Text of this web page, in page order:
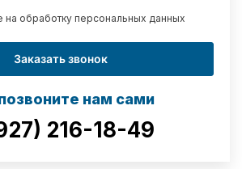
на обработку персональных данных
Заказать звонок
нам сами
216-18-49